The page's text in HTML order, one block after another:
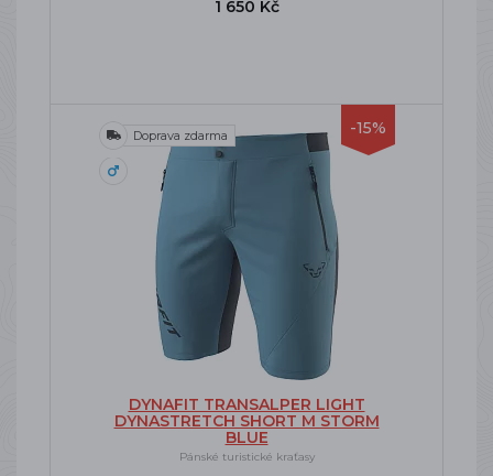
1 650 Kč
-15%
Doprava zdarma
DYNAFIT TRANSALPER LIGHT
DYNASTRETCH SHORT M STORM
BLUE
Pánské turistické kraťasy